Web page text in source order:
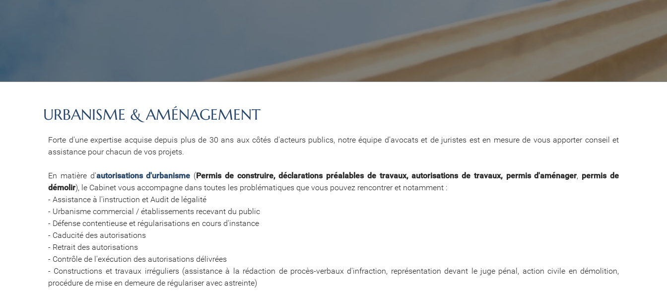
URBANISME & AMÉNAGEMENT
Forte d'une expertise acquise depuis plus de 30 ans aux côtés d'acteurs publics, notre équipe d'avocats et de juristes est en mesure de vous apporter conseil et
assistance pour chacun de vos projets.
En matière d'autorisations d'urbanisme (Permis de construire, déclarations préalables de travaux, autorisations de travaux, permis d'aménager, permis de
démolir), le Cabinet vous accompagne dans toutes les problématiques que vous pouvez rencontrer et notamment :
- Assistance à l'instruction et Audit de légalité
- Urbanisme commercial / établissements recevant du public
- Défense contentieuse et régularisations en cours d'instance
- Caducité des autorisations
- Retrait des autorisations
- Contrôle de l'exécution des autorisations délivrées
- Constructions et travaux irréguliers (assistance à la rédaction de procès-verbaux d'infraction, représentation devant le juge pénal, action civile en démolition,
procédure de mise en demeure de régulariser avec astreinte)